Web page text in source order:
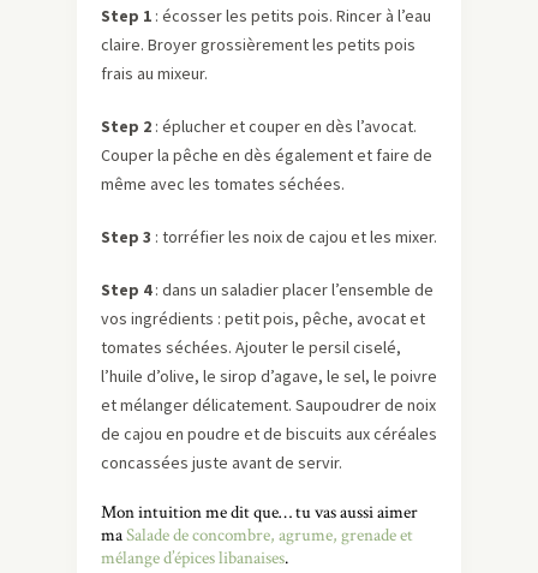
Step 1 : écosser les petits pois. Rincer à l’eau
claire. Broyer grossièrement les petits pois
frais au mixeur.
Step 2 : éplucher et couper en dès l’avocat.
Couper la pêche en dès également et faire de
même avec les tomates séchées.
Step 3 : torréfier les noix de cajou et les mixer.
Step 4: dans un saladier placer l’ensemble de
vos ingrédients : petit pois, pêche, avocat et
tomates séchées. Ajouter le persil ciselé,
l’huile d’olive, le sirop d’agave, le sel, le poivre
et mélanger délicatement. Saupoudrer de noix
de cajou en poudre et de biscuits aux céréales
concassées juste avant de servir.
Mon intuition me dit que… tu vas aussi aimer
maSalade de concombre, agrume, grenade et
mélange d’épices libanaises.